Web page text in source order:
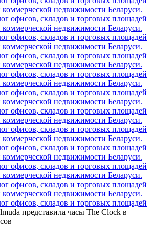
недвижимости Беларуси.
офисов, складов и торговых площадей
недвижимости Беларуси.
офисов, складов и торговых площадей
недвижимости Беларуси.
офисов, складов и торговых площадей
недвижимости Беларуси.
офисов, складов и торговых площадей
недвижимости Беларуси.
офисов, складов и торговых площадей
недвижимости Беларуси.
офисов, складов и торговых площадей
недвижимости Беларуси.
офисов, складов и торговых площадей
недвижимости Беларуси.
офисов, складов и торговых площадей
недвижимости Беларуси.
офисов, складов и торговых площадей
недвижимости Беларуси.
офисов, складов и торговых площадей
недвижимости Беларуси.
офисов, складов и торговых площадей
представила часы The Clock в